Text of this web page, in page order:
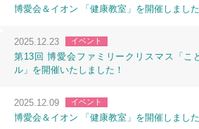
博愛会＆イオン 「健康教室」を開催しました
2025.12.23 イベント
第13回 博愛会ファミリークリスマス「こ
ル」を開催いたしました！
2025.12.09 イベント
博愛会＆イオン 「健康教室」を開催しました